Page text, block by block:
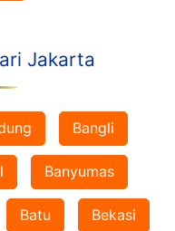
Jakarta
Bangli
Banyumas
Batu Bekasi